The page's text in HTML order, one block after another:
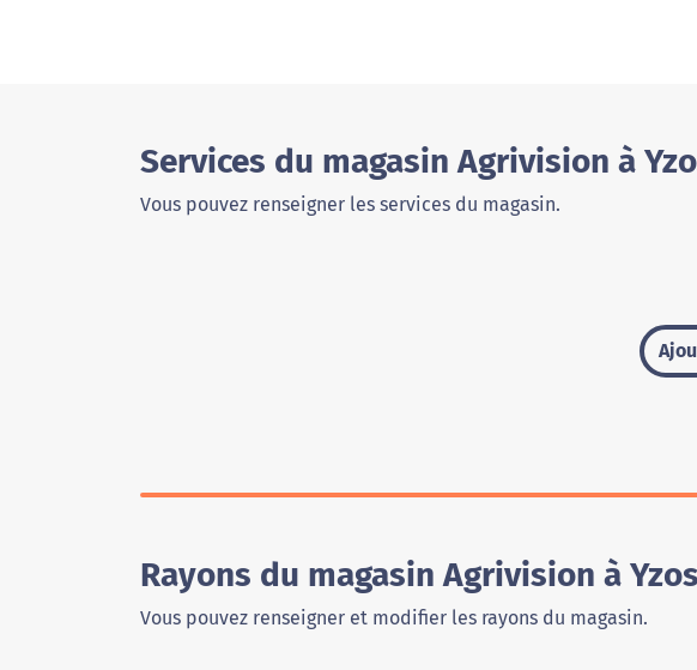
Services du magasin Agrivision à
Vous pouvez renseigner les services du magasin.
Rayons du magasin Agrivision à
Vous pouvez renseigner et modifier les rayons du magasin.